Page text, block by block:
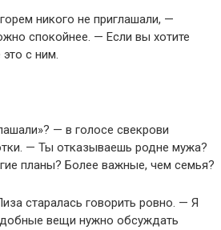
никого не приглашали, —
спокойнее. — Если вы хотите
с ним.
— в голосе свекрови
— Ты отказываешь родне мужа?
планы? Более важные, чем семья?
старалась говорить ровно. — Я
вещи нужно обсуждать